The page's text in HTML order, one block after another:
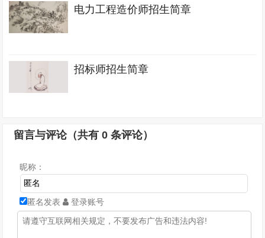
电力工程造价师招生简章
招标师招生简章
留言与评论（共有0 条评论）
昵称：
匿名发表 登录账号